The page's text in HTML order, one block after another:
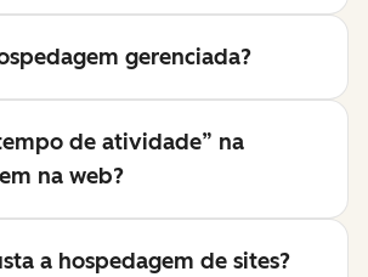
gerenciada?
de atividade” na
na web?
a hospedagem de sites?